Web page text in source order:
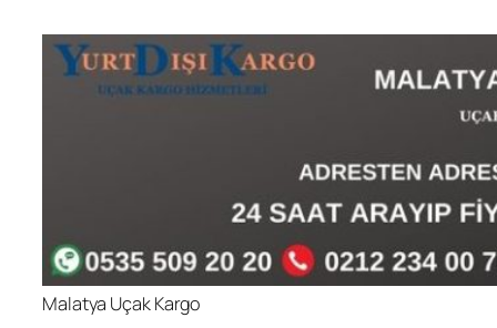
Malatya Uçak Kargo